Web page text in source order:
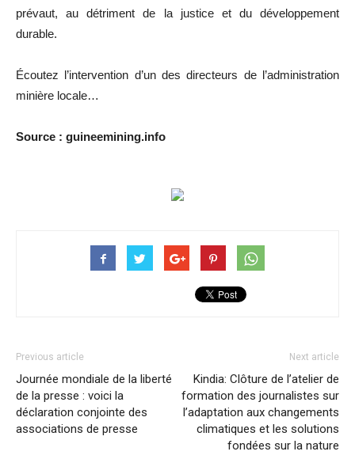
prévaut, au détriment de la justice et du développement
durable.
Écoutez l’intervention d’un des directeurs de l’administration
minière locale…
Source : guineemining.info
Previous article
Journée mondiale de la liberté
de la presse : voici la
déclaration conjointe des
associations de presse
Next article
Kindia: Clôture de l’atelier de
formation des journalistes sur
l’adaptation aux changements
climatiques et les solutions
fondées sur la nature